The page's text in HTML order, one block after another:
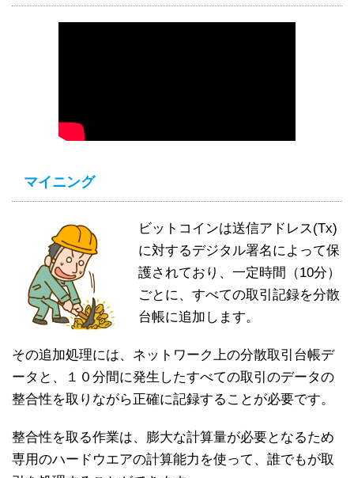
マイニング
ビットコインは送信アドレス(Tx)
に対するデジタル署名によって保
護されており、一定時間（10分）
ごとに、すべての取引記録を分散
台帳に追加します。
その追加処理には、ネットワーク上の分散取引台帳デ
ータと、１０分間に発生したすべての取引のデータの
整合性を取りながら正確に記録することが必要です。
整合性を取る作業は、膨大な計算量が必要となるため
専用のハードウエアの計算能力を使って、誰でもが取